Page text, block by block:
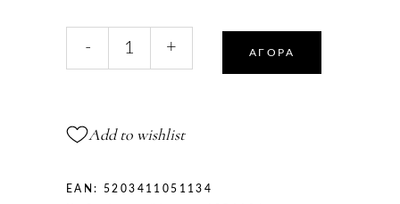
Καθαρισμός
Απολέπιση
- + ΑΓΟΡΆ
Add to wishlist
EAN: 5203411051134